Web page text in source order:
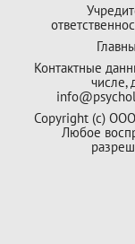
Контактные
числе,
Copyright (с)
Любое